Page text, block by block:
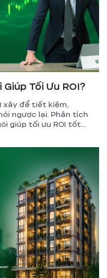
Tối Ưu ROI?
xây để tiết kiệm,
ngược lại. Phân tích
giúp tối ưu ROI tốt